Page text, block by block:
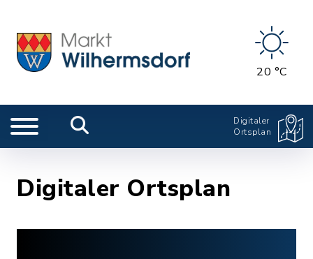
20 °C
Digitaler
Ortsplan
Digitaler Ortsplan